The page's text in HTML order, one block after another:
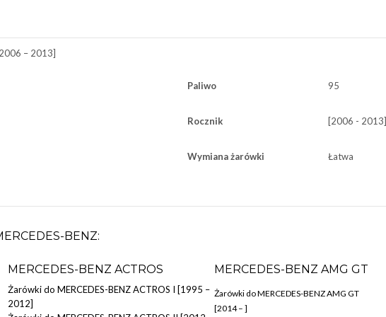
– 2013]
Paliwo 95
Rocznik [2006 - 2013]
Wymiana żarówki Łatwa
BENZ:
MERCEDES-BENZ ACTROS
Żarówki do MERCEDES-BENZ ACTROS I [1995 –
2012]
MERCEDES-BENZ AMG GT
Żarówki do MERCEDES-BENZ AMG GT
[2014 – ]